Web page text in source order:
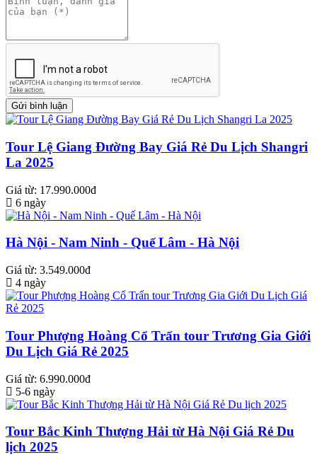
Tour Lệ Giang Đường Bay Giá Rẻ Du Lịch Shangri
La 2025
Giá từ: 17.990.000đ
6 ngày
Hà Nội - Nam Ninh - Quế Lâm - Hà Nội
Giá từ: 3.549.000đ
4 ngày
Tour Phượng Hoàng Cổ Trấn tour Trương Gia Giới
Du Lịch Giá Rẻ 2025
Giá từ: 6.990.000đ
5-6 ngày
Tour Bắc Kinh Thượng Hải từ Hà Nội Giá Rẻ Du
lịch 2025